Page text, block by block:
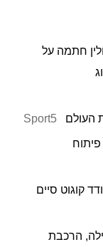
חתמה על
העולם Sport5
קוגוט סיים
הרכבת